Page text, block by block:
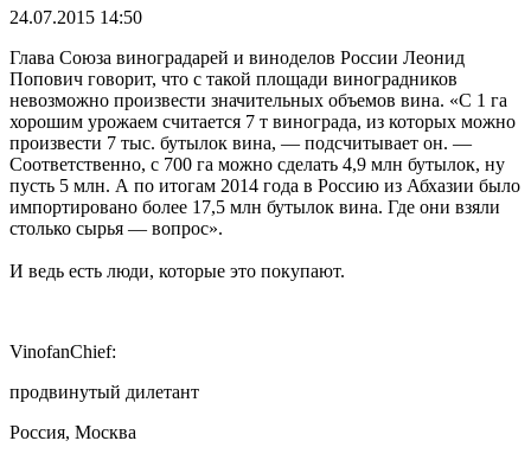
24.07.2015 14:50
Глава Союза виноградарей и виноделов России Леонид
Попович говорит, что с такой площади виноградников
невозможно произвести значительных объемов вина. «С 1 га
хорошим урожаем считается 7 т винограда, из которых можно
произвести 7 тыс. бутылок вина, — подсчитывает он. —
Соответственно, с 700 га можно сделать 4,9 млн бутылок, ну
пусть 5 млн. А по итогам 2014 года в Россию из Абхазии было
импортировано более 17,5 млн бутылок вина. Где они взяли
столько сырья — вопрос».
И ведь есть люди, которые это покупают.
VinofanChief:
продвинутый дилетант
Россия, Москва